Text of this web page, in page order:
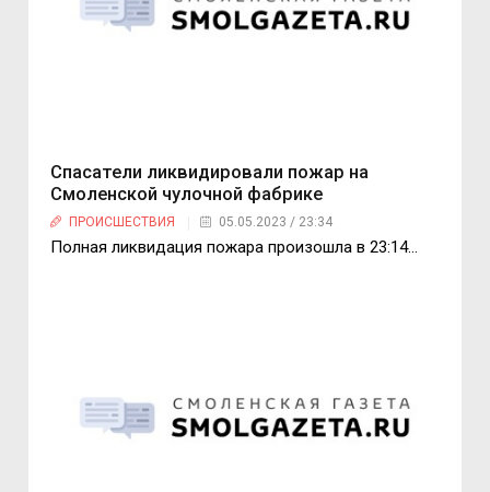
Спасатели ликвидировали пожар на
Смоленской чулочной фабрике
ПРОИСШЕСТВИЯ 05.05.2023 / 23:34
Полная ликвидация пожара произошла в 23:14...